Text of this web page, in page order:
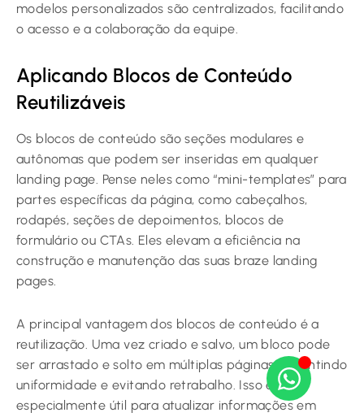
modelos personalizados são centralizados, facilitando
o acesso e a colaboração da equipe.
Aplicando Blocos de Conteúdo
Reutilizáveis
Os blocos de conteúdo são seções modulares e
autônomas que podem ser inseridas em qualquer
landing page. Pense neles como “mini-templates” para
partes específicas da página, como cabeçalhos,
rodapés, seções de depoimentos, blocos de
formulário ou CTAs. Eles elevam a eficiência na
construção e manutenção das suas braze landing
pages.
A principal vantagem dos blocos de conteúdo é a
reutilização. Uma vez criado e salvo, um bloco pode
ser arrastado e solto em múltiplas páginas, garantindo
uniformidade e evitando retrabalho. Isso é
especialmente útil para atualizar informações em